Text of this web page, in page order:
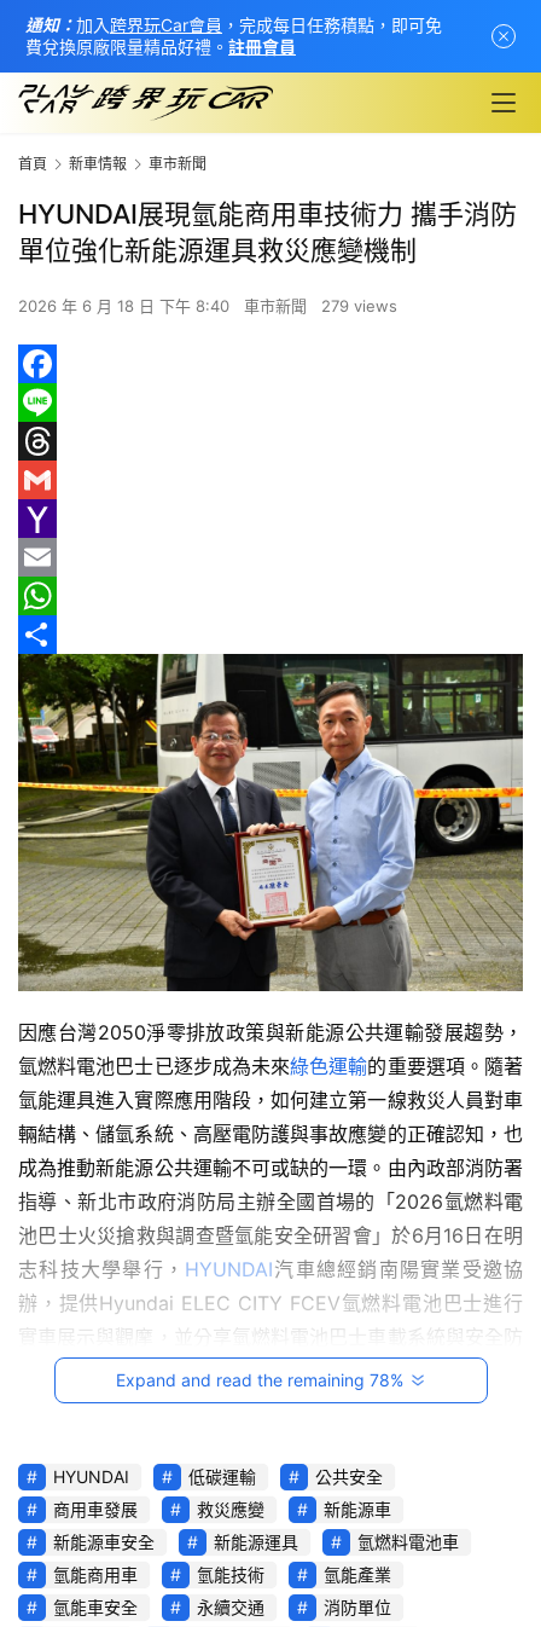
首
頁
新
車
情
報
車
輛
空
間
實
測
汽
車
／
車
試
駕
影
音
台
灣
車
與
跨
界
玩
C
A
R
首頁 新車情報 車市新聞
HYUNDAI展現氫能商用車技術力 攜手消防
單位強化新能源運具救災應變機制
2026 年 6 月 18 日 下午 8:40 車市新聞 279 views
F
a
c
b
o
o
k
L
e
T
r
e
a
d
s
G
m
a
Y
a
h
o
o
M
a
i
l
E
m
a
i
l
W
h
a
t
s
A
p
p
分
享
因應台灣2050淨零排放政策與新能源公共運輸發展趨勢，
氫燃料電池巴士已逐步成為未來綠色運輸的重要選項。隨著
氫能運具進入實際應用階段，如何建立第一線救災人員對車
輛結構、儲氫系統、高壓電防護與事故應變的正確認知，也
成為推動新能源公共運輸不可或缺的一環。由內政部消防署
指導、新北市政府消防局主辦全國首場的「2026氫燃料電
池巴士火災搶救與調查暨氫能安全研習會」於6月16日在明
志科技大學舉行， HYUNDAI汽車總經銷南陽實業受邀協
辦，提供Hyundai ELEC CITY FCEV氫燃料電池巴士進行
實車展示與觀摩，並分享氫燃料電池巴士車載系統與安全防
護機制，協助消防人員掌握新能源運具救災應變
Expand and read the remaining 78%
HYUNDAI 低碳運輸
公共安全
商用車發展
救災應變
新能源車
新能源車安全
新能源運具
氫燃料電池車
氫能商用車
氫能技術
氫能產業
氫能車安全
永續交通
消防單位
通知：加入 跨界玩Car會員 ，完成每日任務積點，即可免
費兌換原廠限量精品好禮。 註冊會員